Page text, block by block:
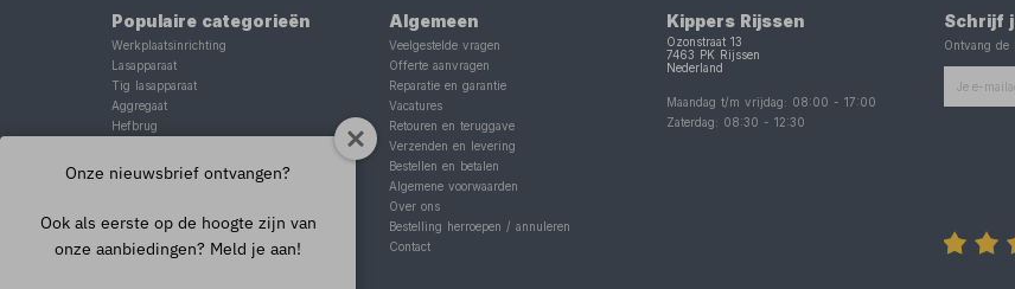
Populaire categorieën
Werkplaatsinrichting
Lasapparaat
Tig lasapparaat
Aggregaat
Hefbrug
Schaarlift
Algemeen
Veelgestelde vragen
Offerte aanvragen
Reparatie en garantie
Vacatures
Retouren en teruggave
Verzenden en levering
Bestellen en betalen
Algemene voorwaarden
Over ons
Bestelling herroepen / annuleren
Contact
Kippers Rijssen
Ozonstraat 13
7463 PK
Rijssen
Nederland
Maandag t/m vrijdag: 08:00 -17:00
Zaterdag: 08:30 -12:30
Schrijf
Ontvang de
Onze nieuwsbrief ontvangen?
Ook als eerste op de hoogte zijn van
onze aanbiedingen? Meld je aan!